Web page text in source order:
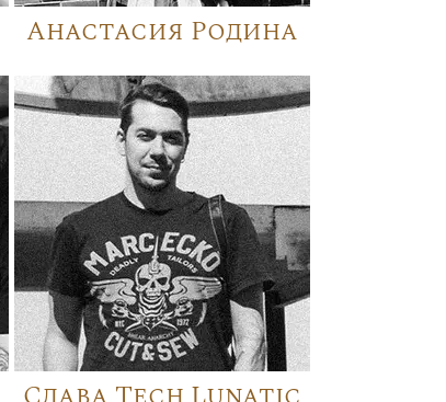
Анастасия Родина